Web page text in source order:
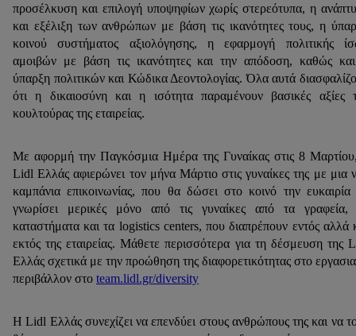
προσέλκυση και επιλογή υποψηφίων χωρίς στερεότυπα, η
και εξέλιξη των ανθρώπων με βάση τις ικανότητες τους, η
κοινού συστήματος αξιολόγησης, η εφαρμογή πολιτικής
αμοιβών με βάση τις ικανότητες και την απόδοση, καθώς
ύπαρξη πολιτικών και Κώδικα Δεοντολογίας. Όλα αυτά
ότι η δικαιοσύνη και η ισότητα παραμένουν βασικές αξίες
κουλτούρας της εταιρείας.
Με αφορμή την Παγκόσμια Ημέρα της Γυναίκας στις 8
Lidl Ελλάς αφιερώνει τον μήνα Μάρτιο στις γυναίκες της με μια
καμπάνια επικοινωνίας, που θα δώσει στο κοινό την ευκαιρία
γνωρίσει μερικές μόνο από τις γυναίκες από τα γραφεία,
καταστήματα και τα logistics centers, που διαπρέπουν εντός αλλά
εκτός της εταιρείας. Μάθετε περισσότερα για τη δέσμευση της
Ελλάς σχετικά με την προώθηση της διαφορετικότητας στο
περιβάλλον στο team.lidl.gr/diversity
Η Lidl Ελλάς συνεχίζει να επενδύει στους ανθρώπους της και να